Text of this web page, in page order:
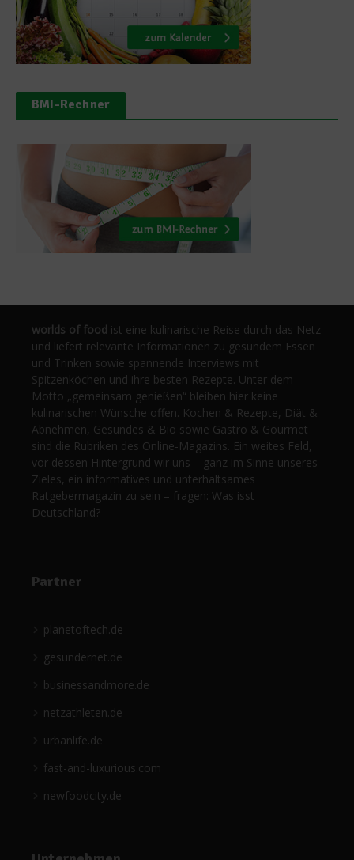
BMI-Rechner
worlds of food ist eine kulinarische Reise durch das Netz
und liefert relevante Informationen zu gesundem Essen
und Trinken sowie spannende Interviews mit
Spitzenköchen und ihre besten Rezepte. Unter dem
Motto „gemeinsam genießen“ bleiben hier keine
kulinarischen Wünsche offen. Kochen & Rezepte, Diät &
Abnehmen, Gesundes & Bio sowie Gastro & Gourmet
sind die Rubriken des Online-Magazins. Ein weites Feld,
vor dessen Hintergrund wir uns – ganz im Sinne unseres
Zieles, ein informatives und unterhaltsames
Ratgebermagazin zu sein – fragen: Was isst
Deutschland?
Partner
planetoftech.de
gesündernet.de
businessandmore.de
netzathleten.de
urbanlife.de
fast-and-luxurious.com
newfoodcity.de